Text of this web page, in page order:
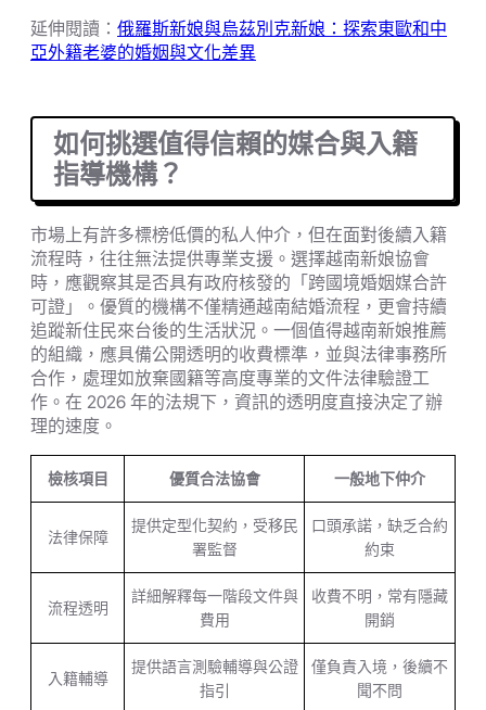
延伸閱讀： 俄羅斯新娘與烏茲別克新娘：探索東歐和中
亞外籍老婆的婚姻與文化差異
如何挑選值得信賴的媒合與入籍
指導機構？
市場上有許多標榜低價的私人仲介，但在面對後續入籍
流程時，往往無法提供專業支援。選擇越南新娘協會
時，應觀察其是否具有政府核發的「跨國境婚姻媒合許
可證」。優質的機構不僅精通越南結婚流程，更會持續
追蹤新住民來台後的生活狀況。一個值得越南新娘推薦
的組織，應具備公開透明的收費標準，並與法律事務所
合作，處理如放棄國籍等高度專業的文件法律驗證工
作。在 2026 年的法規下，資訊的透明度直接決定了辦
理的速度。
檢核項目 優質合法協會 一般地下仲介
法律保障
提供定型化契約，受移民
署監督
口頭承諾，缺乏合約
約束
流程透明
詳細解釋每一階段文件與
費用
收費不明，常有隱藏
開銷
入籍輔導
提供語言測驗輔導與公證
指引
僅負責入境，後續不
聞不問